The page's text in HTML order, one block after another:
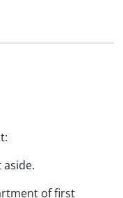
aside.
of first